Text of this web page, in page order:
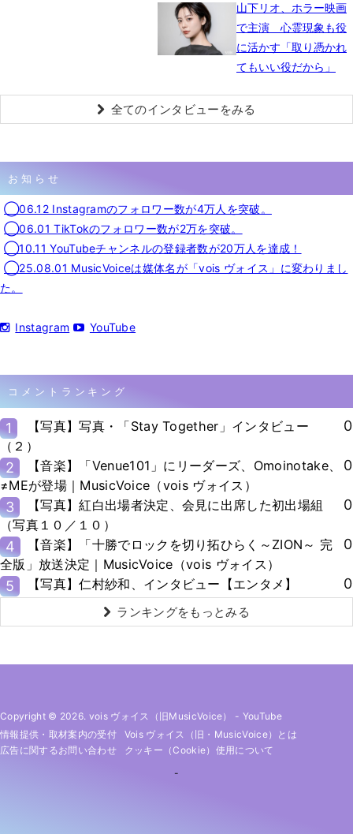
山下リオ、ホラー映画
で主演 心霊現象も役
に活かす「取り憑かれ
てもいい役だから」
全てのインタビューをみる
お知らせ
◯06.12 Instagramのフォロワー数が4万人を突破。
◯06.01 TikTokのフォロワー数が2万を突破。
◯10.11 YouTubeチャンネルの登録者数が20万人を達成！
◯25.08.01 MusicVoiceは媒体名が「vois ヴォイス」に変わりまし
た。
Instagram YouTube
コメントランキング
1
【写真】写真・「Stay Together」インタビュー
（２）
0
2
【音楽】「Venue101」にリーダーズ、Omoinotake、
≠MEが登場｜MusicVoice（vois ヴォイス）
0
3
【写真】紅白出場者決定、会見に出席した初出場組
（写真１０／１０）
0
4
【音楽】「十勝でロックを切り拓ひらく～ZION～ 完
全版」放送決定｜MusicVoice（vois ヴォイス）
0
5 【写真】仁村紗和、インタビュー【エンタメ】 0
ランキングをもっとみる
Copyright © 2026. vois ヴォイス（旧MusicVoice） - YouTube
情報提供・取材案内の受付
Vois ヴォイス（旧・MusicVoice）とは
広告に関するお問い合わせ
クッキー（cookie）使用について
-